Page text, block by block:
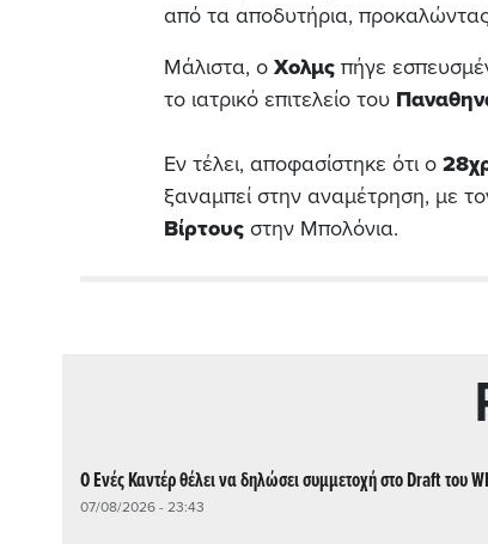
από τα αποδυτήρια,
Μάλιστα, ο Χολμς πήγε
το ιατρικό επιτελείο του
Εν τέλει, αποφασίστηκε ότι ο
ξαναμπεί στην αναμέτρηση, με
Βίρτους στην Μπολόνια.
Ο Ενές Καντέρ θέλει να δηλώσει συμμετοχή στο Draft του
07/08/2026 - 23:43